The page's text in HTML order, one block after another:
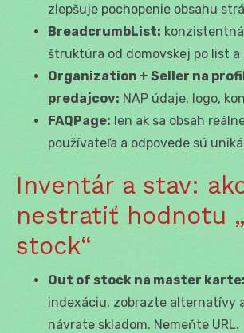
zlepšuje pochopenie obsahu
BreadcrumbList:
štruktúra od domovskej po list a
Organization + Seller na
predajcov: NAP údaje, logo,
FAQPage: len ak sa obsah
používateľa a odpovede sú
Inventár a stav:
nestratiť hodnotu
stock“
Out of stock na master karte:
indexáciu, zobrazte alternatívy
návrate skladom. Nemeňte URL.